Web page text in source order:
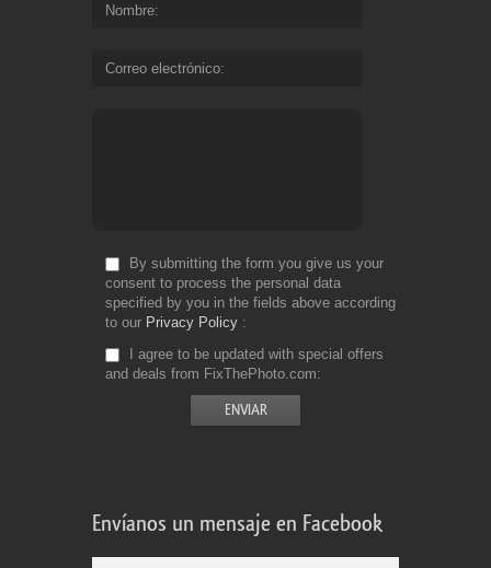
Nombre
Correo electrónico
By submitting the form you give us your
consent to process the personal data
specified by you in the fields above according
to our Privacy Policy
I agree to be updated with special offers
and deals from FixThePhoto.com
Envíanos un mensaje en Facebook